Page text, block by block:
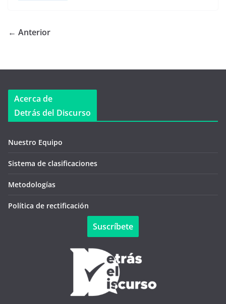
← Anterior
Acerca de
Detrás del Discurso
Nuestro Equipo
Sistema de clasificaciones
Metodologías
Política de rectificación
Suscríbete